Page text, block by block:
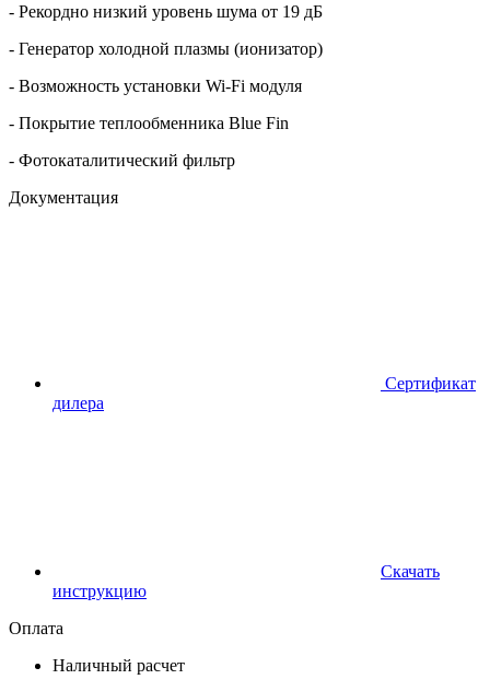
- Рекордно низкий уровень шума от 19 дБ
- Генератор холодной плазмы (ионизатор)
- Возможность установки Wi-Fi модуля
- Покрытие теплообменника Blue Fin
- Фотокаталитический фильтр
Документация
Сертификат
дилера
Скачать
инструкцию
Оплата
Наличный расчет